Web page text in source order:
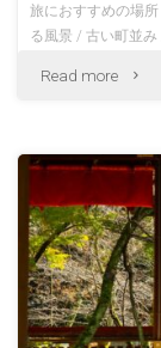
宮
福
の
神
社
福
旅におすすめの場所
る風景 /古い町並み
Read more "雪
若
狭
熊
川